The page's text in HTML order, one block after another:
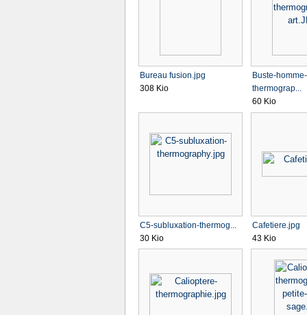
Bureau fusion.jpg
308 Kio
Buste-homme-
thermograp...
60 Kio
C5-subluxation-thermog...
30 Kio
Cafetiere.jpg
43 Kio